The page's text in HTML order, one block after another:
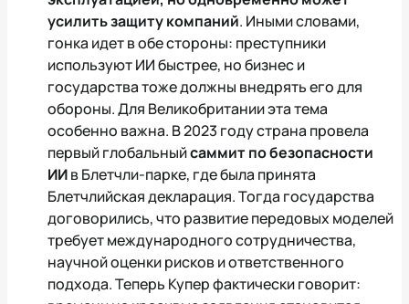
усилить защиту компаний. Иными словами,
гонка идет в обе стороны: преступники
используют ИИ быстрее, но бизнес и
государства тоже должны внедрять его для
обороны. Для Великобритании эта тема
особенно важна. В 2023 году страна провела
первый глобальныйсаммит по безопасности
ИИв Блетчли-парке, где была принята
Блетчлийская декларация. Тогда государства
договорились, что развитие передовых моделей
требует международного сотрудничества,
научной оценки рисков и ответственного
подхода. Теперь Купер фактически говорит: